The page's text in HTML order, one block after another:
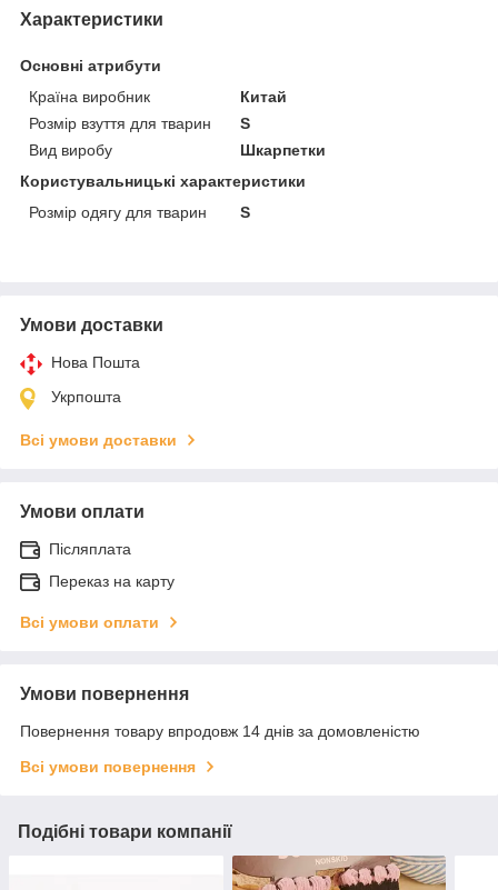
Характеристики
Основні атрибути
Країна виробник
Китай
Розмір взуття для тварин
S
Вид виробу
Шкарпетки
Користувальницькі характеристики
Розмір одягу для тварин
S
Умови доставки
Нова Пошта
Укрпошта
Всі умови доставки
Умови оплати
Післяплата
Переказ на карту
Всі умови оплати
Умови повернення
Повернення товару впродовж 14 днів за домовленістю
Всі умови повернення
Подібні товари компанії